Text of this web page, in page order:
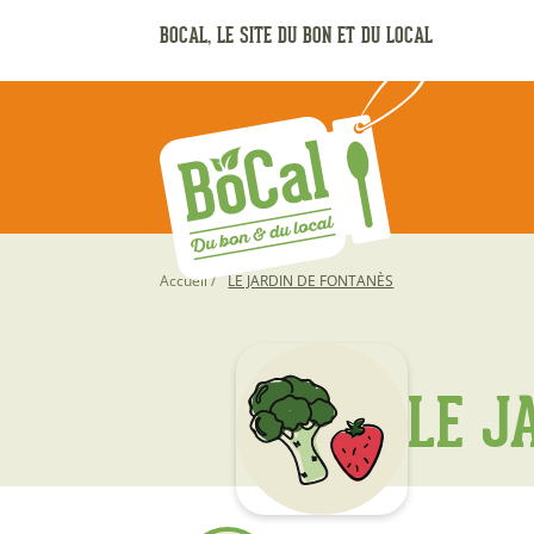
BOCAL, LE SITE DU BON ET DU LOCAL
Fil
d'Ariane
Accueil LE JARDIN DE FONTANÈS
LE